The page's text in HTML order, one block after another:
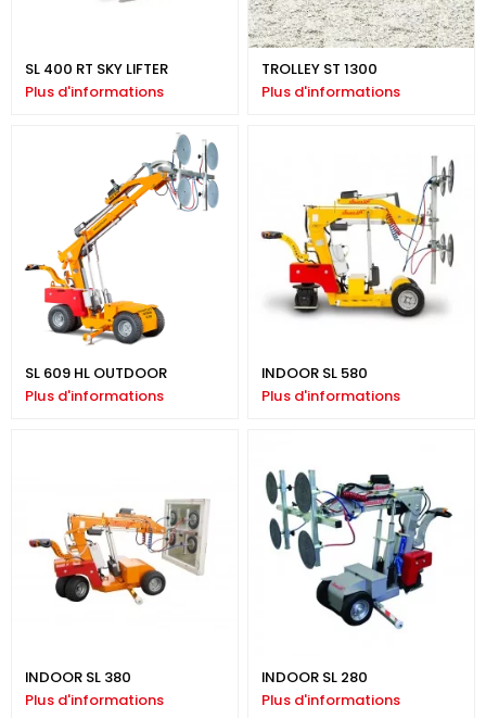
SL 400 RT SKY LIFTER
Plus d'informations
TROLLEY ST 1300
Plus d'informations
SL 609 HL OUTDOOR
Plus d'informations
INDOOR SL 580
Plus d'informations
INDOOR SL 380
Plus d'informations
INDOOR SL 280
Plus d'informations